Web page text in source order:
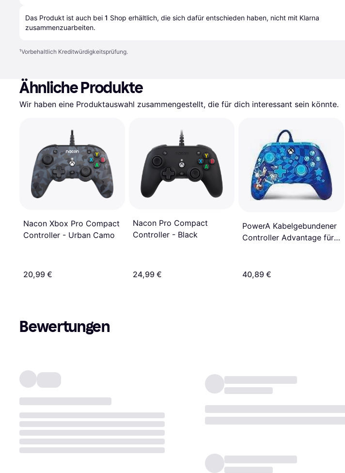
Das Produkt ist auch bei 1 Shop erhältlich, die sich dafür entschieden haben, nicht mit Klarna
zusammenzuarbeiten.
¹Vorbehaltlich Kreditwürdigkeitsprüfung.
Ähnliche Produkte
Wir haben eine Produktauswahl zusammengestellt, die für dich interessant sein könnte.
Nacon Xbox Pro Compact
Controller - Urban Camo
20,99 €
Nacon Pro Compact
Controller - Black
24,99 €
PowerA Kabelgebundener
Controller Advantage für
40,89 €
Bewertungen